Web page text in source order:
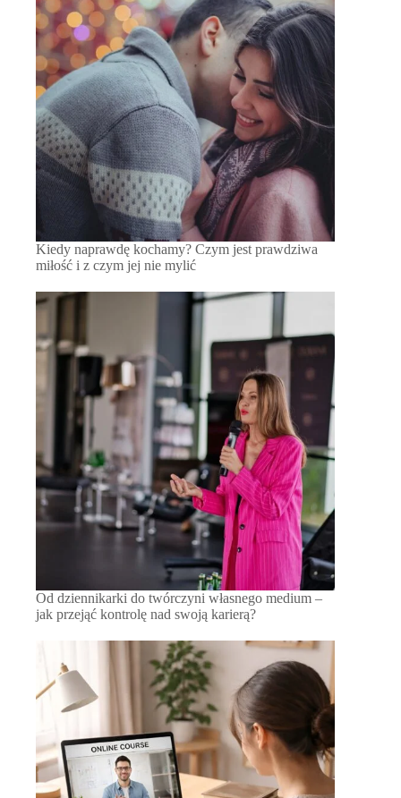
Kiedy naprawdę kochamy? Czym jest prawdziwa
miłość i z czym jej nie mylić
Od dziennikarki do twórczyni własnego medium –
jak przejąć kontrolę nad swoją karierą?